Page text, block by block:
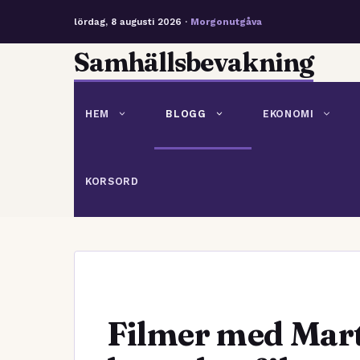
lördag, 8 augusti 2026 · Morgonutgåva
Samhällsbevakning
HEM BLOGG EKONOMI
KORSORD
Filmer med